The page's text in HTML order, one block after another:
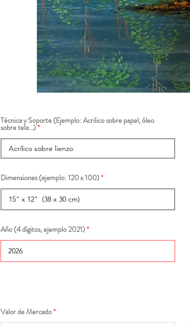
Técnica y Soporte (Ejemplo: Acrilico sobre papel, óleo
sobre tela...)
Dimensiones (ejemplo: 120 x 100)
Año (4 dígitos, ejemplo 2021)
Valor de Mercado